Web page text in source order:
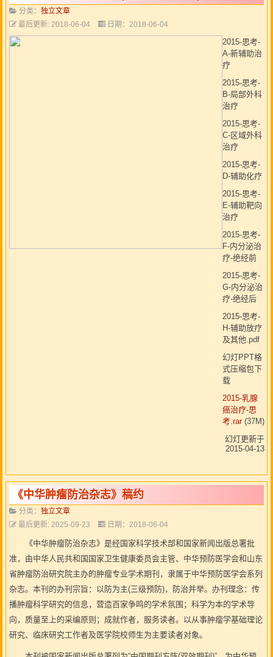
分类： 独立文章
最后更新: 2018-06-04
日期：2018-06-04
2015-思考-
A-新辅助治
疗
2015-思考-
B-局部外科
治疗
2015-思考-
C-区域外科
治疗
2015-思考-
D-辅助化疗
2015-思考-
E-辅助靶向
治疗
2015-思考-
F-内分泌治
疗-绝经前
2015-思考-
G-内分泌治
疗-绝经后
2015-思考-
H-辅助放疗
及其他.pdf
幻灯PPT格
式压缩包下
载
2015-乳腺
癌治疗-思
考.rar(37M)
幻灯更新于
2015-04-13
《中华肿瘤防治杂志》稿约
分类： 独立文章
最后更新: 2025-09-23
日期：2018-06-04
《中华肿瘤防治杂志》是经国家科学技术部和国家新闻出版总署批
准，由中华人民共和国国家卫生健康委员会主管、中华预防医学会和山东
省肿瘤防治研究院主办的肿瘤专业学术期刊，隶属于中华预防医学会系列
杂志。本刊的办刊宗旨：以防为主(三级预防)，防治并举。办刊理念：传
播肿瘤科学研究的信息，营造百家争鸣的学术氛围；科学为本的学术导
向，质量至上的采编原则；成就作者，服务读者。以从事肿瘤学基础理论
研究、临床研究工作者及医学院校师生为主要读者对象。